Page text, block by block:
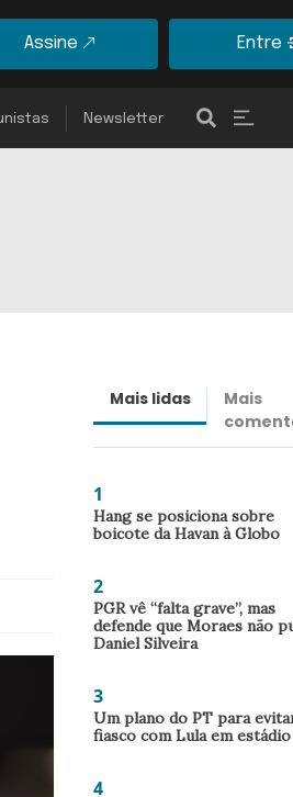
Assine Entre
Newsletter
Mais lidas
Mais
1
Hang se posiciona sobre
boicote da Havan à Globo
2
PGR vê “falta grave”, mas
defende que Moraes não
Daniel Silveira
3
Um plano do PT para
fiasco com Lula em estádio
4